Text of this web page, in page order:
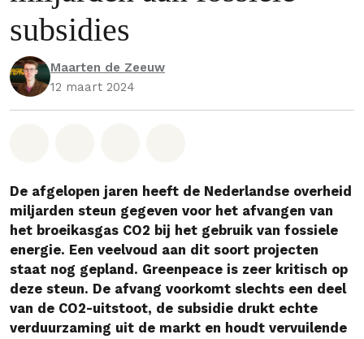
subsidies
Maarten de Zeeuw
12 maart 2024
De afgelopen jaren heeft de Nederlandse overheid
miljarden steun gegeven voor het afvangen van
het broeikasgas CO2 bij het gebruik van fossiele
energie. Een veelvoud aan dit soort projecten
staat nog gepland. Greenpeace is zeer kritisch op
deze steun. De afvang voorkomt slechts een deel
van de CO2-uitstoot, de subsidie drukt echte
verduurzaming uit de markt en houdt vervuilende